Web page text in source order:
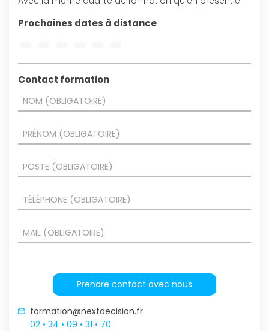
Prochaines dates à distance
Contact formation
Prendre contact avec nous
formation@nextdecision.fr
02 • 34 • 09 • 31 • 70